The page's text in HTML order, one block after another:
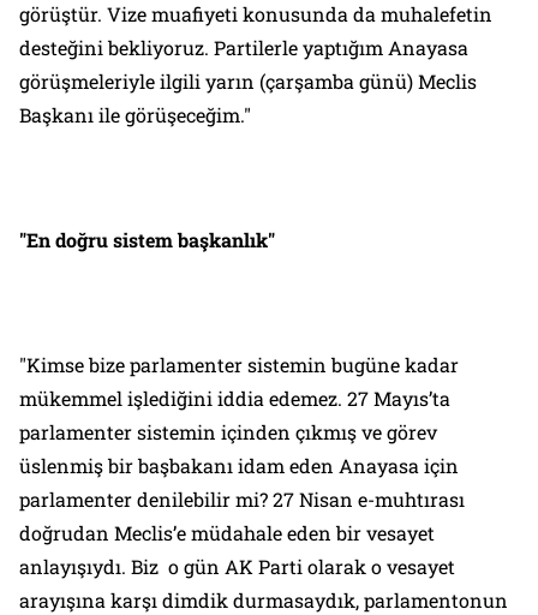
görüştür. Vize muafiyeti konusunda da muhalefetin
desteğini bekliyoruz. Partilerle yaptığım Anayasa
görüşmeleriyle ilgili yarın (çarşamba günü) Meclis
Başkanı ile görüşeceğim."
"En doğru sistem başkanlık"
"Kimse bize parlamenter sistemin bugüne kadar
mükemmel işlediğini iddia edemez. 27 Mayıs’ta
parlamenter sistemin içinden çıkmış ve görev
üslenmiş bir başbakanı idam eden Anayasa için
parlamenter denilebilir mi? 27 Nisan e-muhtırası
doğrudan Meclis’e müdahale eden bir vesayet
anlayışıydı. Biz o gün AK Parti olarak o vesayet
arayışına karşı dimdik durmasaydık, parlamentonun